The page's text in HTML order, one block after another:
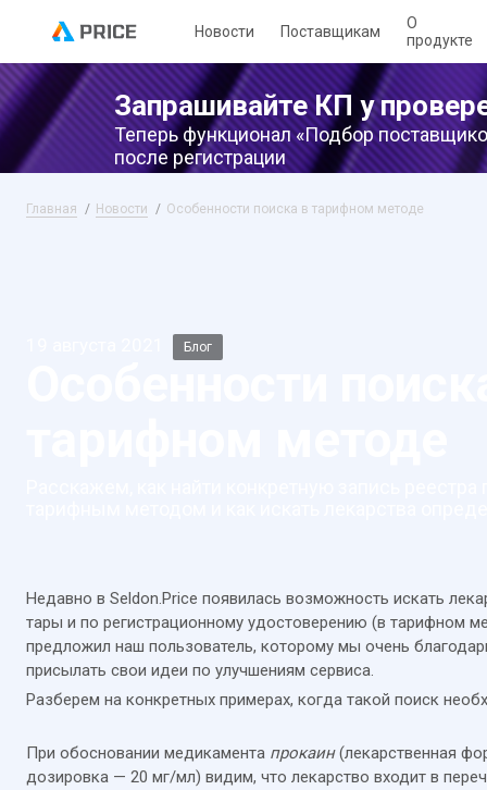
Новости Поставщикам
О
продукте
Запрашивайте КП у
Теперь функционал «Подбор
после регистрации
Главная Новости Особенности поиска в тарифном методе
Блог
Недавно в Seldon.Price появилась возможность искать
тары и по регистрационному удостоверению (в тарифном
предложил наш пользователь, которому мы очень
присылать свои идеи по улучшениям сервиса.
Разберем на конкретных примерах, когда такой поиск
При обосновании медикамента прокаин(лекарственная
дозировка — 20 мг/мл) видим, что лекарство входит в